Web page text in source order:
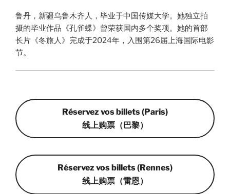
鲁丹，新疆乌鲁木齐人，毕业于中国传媒大学。她独立拍
摄的毕业作品《孔雀蝶》曾荣获国内多个奖项。她的首部
长片《冬旅人》完成于2024年，入围第26届上海国际电影
节。
Réservez vos billets (Paris)
线上购票（巴黎）
Réservez vos billets (Rennes)
线上购票（雷恩）